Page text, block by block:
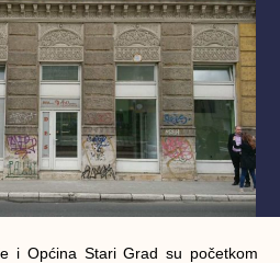
i Općina Stari Grad su početkom